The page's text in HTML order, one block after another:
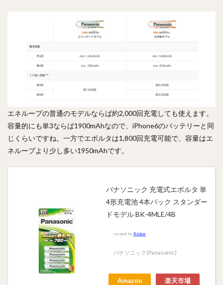
エネループの普通のモデルならば約2,000回充電しても使えます。
容量的にも単3ならば1900mAhなので、iPhone6のバッテリーと同
じくらいですね。一方でエボルタは1,800回充電可能で、容量はエ
ネループより少し多い1950mAhです。
パナソニック 充電式エボルタ 単
4形充電池 4本パック スタンダー
ドモデル BK-4MLE/4B
created by Rinker
パナソニック(Panasonic)
Amazon 楽天市場